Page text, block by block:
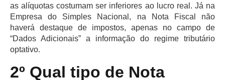
as alíquotas costumam ser inferiores ao lucro real. Já na
Empresa do Simples Nacional, na Nota Fiscal não
haverá destaque de impostos, apenas no campo de
“Dados Adicionais” a informação do regime tributário
optativo.
2º Qual tipo de Nota